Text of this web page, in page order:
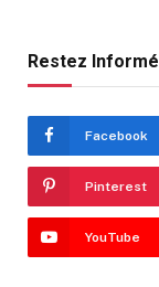
Restez Informé
Facebook
Pinterest
YouTube